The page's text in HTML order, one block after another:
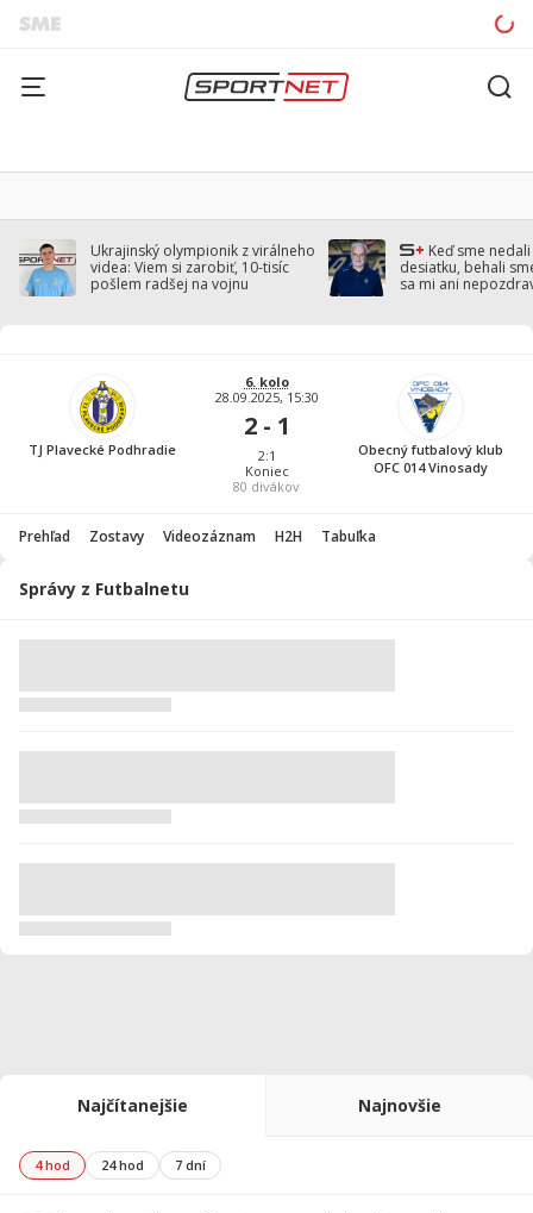
Ukrajinský olympionik z virálneho
videa: Viem si zarobiť, 10-tisíc
pošlem radšej na vojnu
Keď sme
desiatku, behali
sa mi ani
TJ Plavecké Podhradie
6. kolo
28.09.2025, 15:30
2 - 1
2:1
Koniec
80 divákov
Obecný futbalový klub
OFC 014 Vinosady
Prehľad Zostavy Videozáznam H2H Tabuľka
Správy z Futbalnetu
Najčítanejšie Najnovšie
4 hod 24 hod 7 dní